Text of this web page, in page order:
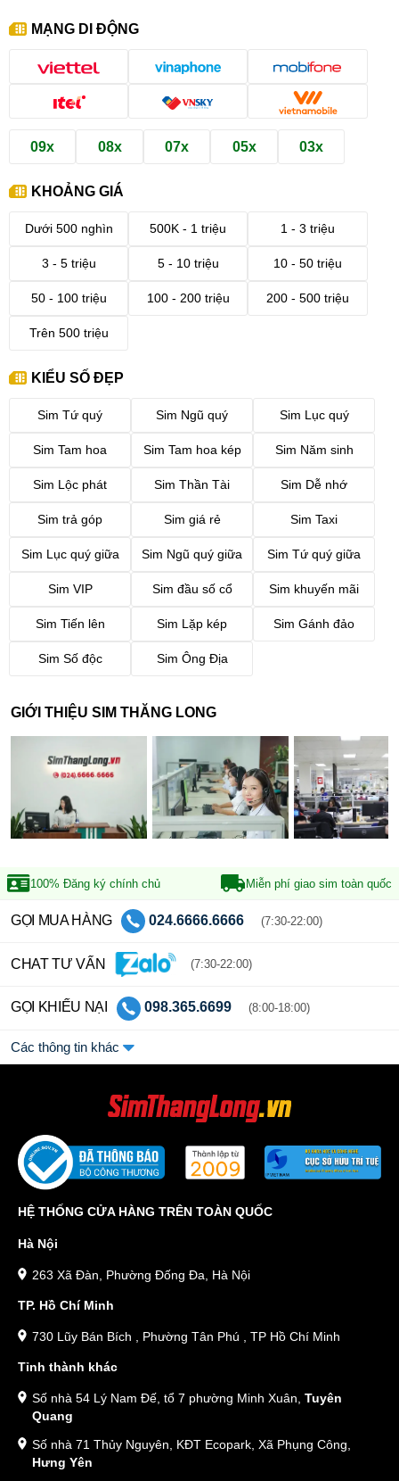
MẠNG DI ĐỘNG
09x 08x 07x 05x 03x
KHOẢNG GIÁ
Dưới 500 nghìn 500K - 1 triệu 1 - 3 triệu
3 - 5 triệu 5 - 10 triệu 10 - 50 triệu
50 - 100 triệu 100 - 200 triệu 200 - 500 triệu
Trên 500 triệu
KIỂU SỐ ĐẸP
Sim Tứ quý Sim Ngũ quý Sim Lục quý
Sim Tam hoa Sim Tam hoa kép Sim Năm sinh
Sim Lộc phát Sim Thần Tài Sim Dễ nhớ
Sim trả góp Sim giá rẻ Sim Taxi
Sim Lục quý giữa Sim Ngũ quý giữa Sim Tứ quý giữa
Sim VIP Sim đầu số cổ Sim khuyến mãi
Sim Tiến lên Sim Lặp kép Sim Gánh đảo
Sim Số độc Sim Ông Địa
GIỚI THIỆU SIM THĂNG LONG
100% Đăng ký chính chủ Miễn phí giao sim toàn quốc
GỌI MUA HÀNG 024.6666.6666 (7:30-22:00)
CHAT TƯ VẤN (7:30-22:00)
GỌI KHIẾU NẠI 098.365.6699 (8:00-18:00)
Các thông tin khác
HỆ THỐNG CỬA HÀNG TRÊN TOÀN QUỐC
Hà Nội
263 Xã Đàn, Phường Đống Đa, Hà Nội
TP. Hồ Chí Minh
730 Lũy Bán Bích , Phường Tân Phú , TP Hồ Chí Minh
Tỉnh thành khác
Số nhà 54 Lý Nam Đế, tổ 7 phường Minh Xuân, Tuyên
Quang
Số nhà 71 Thủy Nguyên, KĐT Ecopark, Xã Phụng Công,
Hưng Yên